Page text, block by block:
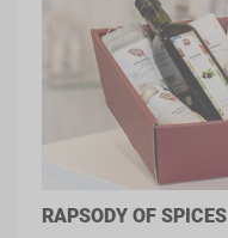
RAPSODY OF SPICES